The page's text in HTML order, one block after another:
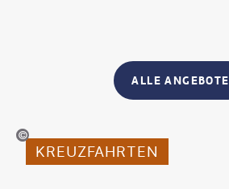
ALLE ANGEBOTE
Bodo - gty
KREUZFAHRTEN